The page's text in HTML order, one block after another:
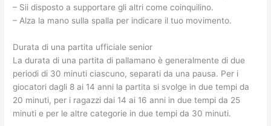
– Sii disposto a supportare gli altri come coinquilino.
– Alza la mano sulla spalla per indicare il tuo movimento.
Durata di una partita ufficiale senior
La durata di una partita di pallamano è generalmente di due
periodi di 30 minuti ciascuno, separati da una pausa. Per i
giocatori dagli 8 ai 14 anni la partita si svolge in due tempi da
20 minuti, per i ragazzi dai 14 ai 16 anni in due tempi da 25
minuti e per le altre categorie in due tempi da 30 minuti.